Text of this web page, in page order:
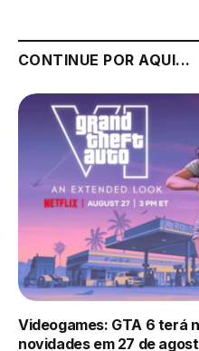
CONTINUE POR AQUI...
Videogames: GTA 6 terá
novidades em 27 de